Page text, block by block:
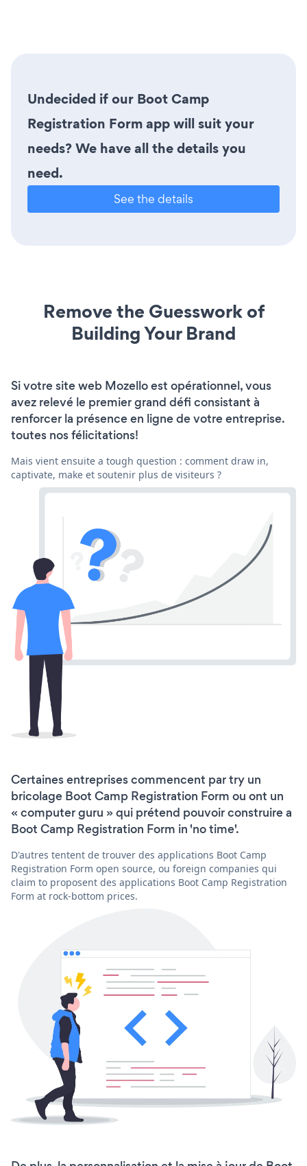
Undecided if our Boot Camp
Registration Form app will suit your
needs? We have all the details you
need.
See the details
Remove the Guesswork of
Building Your Brand
Si votre site web Mozello est opérationnel, vous
avez relevé le premier grand défi consistant à
renforcer la présence en ligne de votre entreprise.
toutes nos félicitations!
Mais vient ensuite a tough question : comment draw in,
captivate, make et soutenir plus de visiteurs ?
Certaines entreprises commencent par try un
bricolage Boot Camp Registration Form ou ont un
« computer guru » qui prétend pouvoir construire a
Boot Camp Registration Form in 'no time'.
D'autres tentent de trouver des applications Boot Camp
Registration Form open source, ou foreign companies qui
claim to proposent des applications Boot Camp Registration
Form at rock-bottom prices.